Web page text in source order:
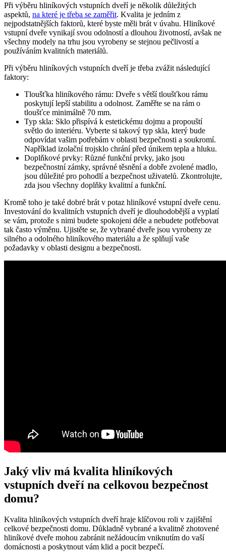
Při výběru hliníkových vstupních dveří je několik důležitých
aspektů, na které je třeba se zaměřit. Kvalita je jedním z
nejpodstatnějších faktorů, které byste měli brát v úvahu. Hliníkové
vstupní dveře vynikají svou odolností a dlouhou životností, avšak ne
všechny modely na trhu jsou vyrobeny se stejnou pečlivostí a
používáním kvalitních materiálů.
Při výběru hliníkových vstupních dveří je třeba zvážit následující
faktory:
Tloušťka hliníkového rámu: Dveře s větší tloušťkou rámu
poskytují lepší stabilitu a odolnost. Zaměřte se na rám o
tloušťce minimálně 70 mm.
Typ skla: Sklo přispívá k estetickému dojmu a propouští
světlo do interiéru. Vyberte si takový typ skla, který bude
odpovídat vašim potřebám v oblasti bezpečnosti a soukromí.
Například izolační trojsklo chrání před únikem tepla a hluku.
Doplňkové prvky: Různé funkční prvky, jako jsou
bezpečnostní zámky, správné těsnění a dobře zvolené madlo,
jsou důležité pro pohodlí a bezpečnost uživatelů. Zkontrolujte,
zda jsou všechny doplňky kvalitní a funkční.
Kromě toho je také dobré brát v potaz hliníkové vstupní dveře cenu.
Investování do kvalitních vstupních dveří je dlouhodobější a vyplatí
se vám, protože s nimi budete spokojeni déle a nebudete potřebovat
tak často výměnu. Ujistěte se, že vybrané dveře jsou vyrobeny ze
silného a odolného hliníkového materiálu a že splňují vaše
požadavky v oblasti designu a bezpečnosti.
Jaký vliv má kvalita hliníkových
vstupních dveří na celkovou bezpečnost
domu?
Kvalita hliníkových vstupních dveří hraje klíčovou roli v zajištění
celkové bezpečnosti domu. Důkladně vybrané a kvalitně zhotovené
hliníkové dveře mohou zabránit nežádoucím vniknutím do vaší
domácnosti a poskytnout vám klid a pocit bezpečí.